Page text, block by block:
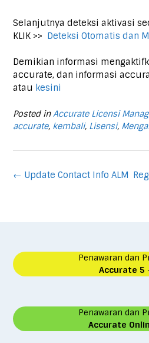
Selanjutnya deteksi aktivasi
KLIK >> Deteksi Otomatis dan
Demikian informasi
accurate, dan informasi
atau kesini
Posted inAccurate Licensi
accurate, kembali, Lisensi,
Post
← Update Contact Info ALM
Penawaran dan
Accurate 5
Penawaran dan
Accurate